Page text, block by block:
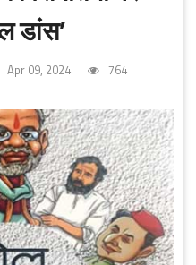
डांस’
Apr 09, 2024 764